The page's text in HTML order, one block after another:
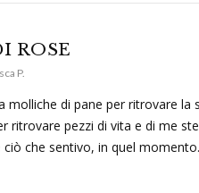
ROSE
P.
molliche di pane per ritrovare
ritrovare pezzi di vita e di me
ciò che sentivo, in quel